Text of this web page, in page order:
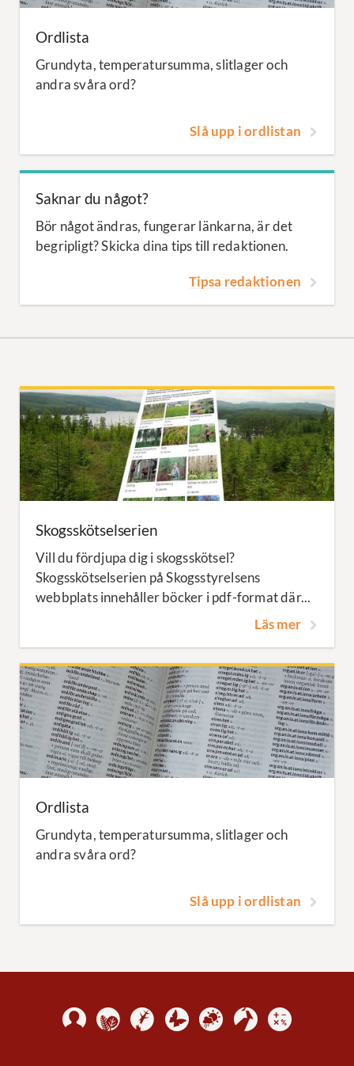
Ordlista
Grundyta, temperatursumma, slitlager och
andra svåra ord?
Slå upp i ordlistan
Saknar du något?
Bör något ändras, fungerar länkarna, är det
begripligt? Skicka dina tips till redaktionen.
Tipsa redaktionen
Skogsskötselserien
Vill du fördjupa dig i skogsskötsel?
Skogsskötselserien på Skogsstyrelsens
webbplats innehåller böcker i pdf-format där...
Läs mer
Ordlista
Grundyta, temperatursumma, slitlager och
andra svåra ord?
Slå upp i ordlistan